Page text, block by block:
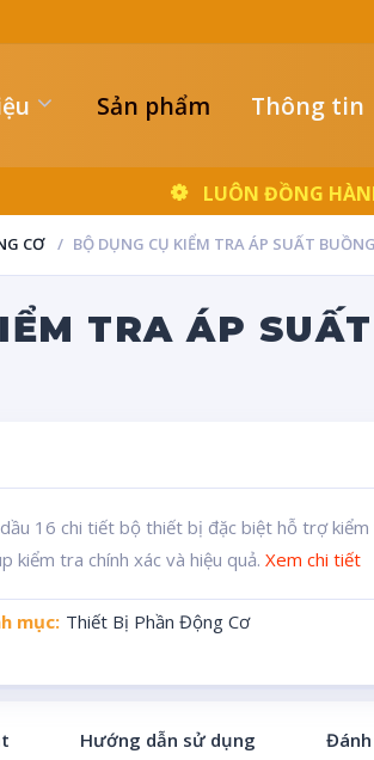
Sản phẩm Thông tin
LUÔN ĐỒNG
CƠ BỘ DỤNG CỤ KIỂM TRA ÁP SUẤT
TRA ÁP
16 chi tiết bộ thiết bị đặc biệt hỗ trợ
kiểm tra chính xác và hiệu quả.Xem chi tiết
mục: Thiết Bị Phần Động Cơ
Hướng dẫn sử dụng